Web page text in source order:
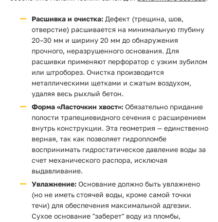
Расшивка и очистка: Дефект (трещина, шов,
отверстие) расшивается на минимальную глубину
20–30 мм и ширину 20 мм до обнаружения
прочного, неразрушенного основания. Для
расшивки применяют перфоратор с узким зубилом
или штроборез. Очистка производится
металлическими щетками и сжатым воздухом,
удаляя весь рыхлый бетон.
Форма «Ласточкин хвост»: Обязательно придание
полости трапециевидного сечения с расширением
внутрь конструкции. Эта геометрия — единственно
верная, так как позволяет гидропломбе
воспринимать гидростатическое давление воды за
счет механического распора, исключая
выдавливание.
Увлажнение: Основание должно быть увлажнено
(но не иметь стоячей воды, кроме самой точки
течи) для обеспечения максимальной адгезии.
Сухое основание "заберет" воду из пломбы,